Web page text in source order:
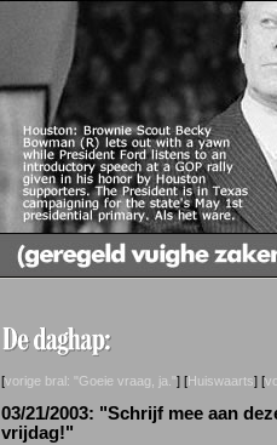
[vorige bral: "Goeie vraag, ja."] [Huiswaarts] [
03/21/2003: "Schrijf mee aan
vrijdag!"